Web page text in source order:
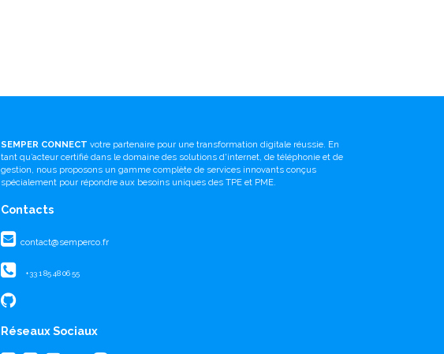
SEMPER CONNECT votre partenaire pour une transformation digitale réussie. En
tant qu’acteur certifié dans le domaine des solutions d'internet, de téléphonie et de
gestion, nous proposons un gamme complète de services innovants conçus
spécialement pour répondre aux besoins uniques des TPE et PME.
Contacts
contact@semperco.fr
+33 1 85 48 06 55
Réseaux Sociaux